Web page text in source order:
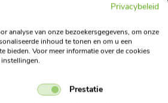
Privacybeleid
analyse van onze bezoekersgegevens, om onze
inhoud te tonen en om u een
bieden. Voor meer informatie over de cookies
Prestatie